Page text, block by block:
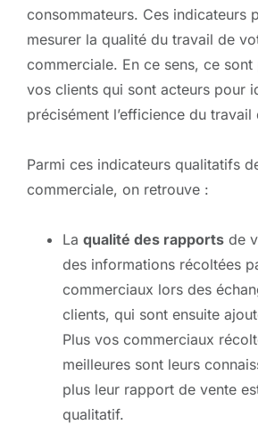
consommateurs. Ces indicateurs
mesurer la qualité du travail de
commerciale. En ce sens, ce
vos clients qui sont acteurs pour
précisément l’efficience du
Parmi ces indicateurs qualitatifs
commerciale, on retrouve :
La qualité des rapports de
des informations récoltées
commerciaux lors des
clients, qui sont ensuite
Plus vos commerciaux
meilleures sont leurs
plus leur rapport de vente
qualitatif.